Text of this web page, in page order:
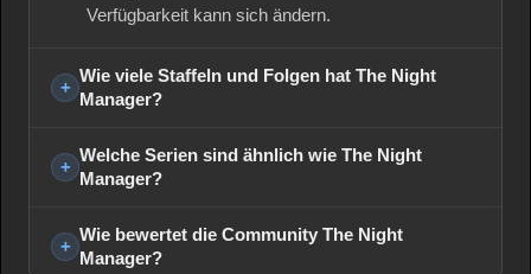
Verfügbarkeit kann sich ändern.
Wie viele Staffeln und Folgen hat The Night
Manager?
Welche Serien sind ähnlich wie The Night
Manager?
Wie bewertet die Community The Night
Manager?